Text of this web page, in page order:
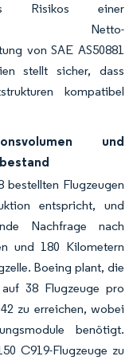
Risikos einer
Netto-
von SAE AS50881
stellt sicher, dass
kompatibel
und
bestellten Flugzeugen
entspricht, und
Nachfrage nach
und 180 Kilometern
Boeing plant, die
38 Flugzeuge pro
zu erreichen, wobei
benötigt.
C919-Flugzeuge zu